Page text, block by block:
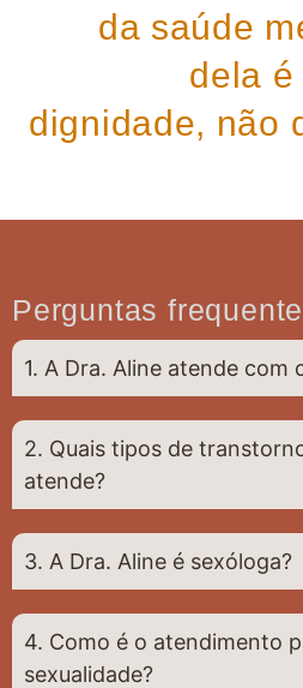
da saúde
dela é
dignidade, não
Perguntas
1. A Dra. Aline atende com
2. Quais tipos de
atende?
3. A Dra. Aline é sexóloga?
4. Como é o atendimento
sexualidade?